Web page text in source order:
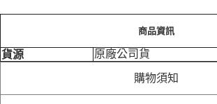
商品資訊
貨源 原廠公司貨
購物須知